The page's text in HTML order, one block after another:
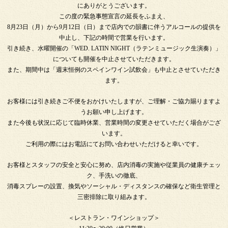
にありがとうございます。
この度の緊急事態宣言の延長をふまえ、
8月23日（月）から9月12日（日）まで店内での韻書に伴うアルコールの提供を
中止し、下記の時間で営業を行います。
引き続き、水曜開催の「WED. LATIN NIGHT（ラテンミュージック生演奏）」
についても開催を中止させていただきます。
また、期間中は「週末恒例のスペインワイン試飲会」も中止とさせていただき
ます。
お客様には引き続きご不便をおかけいたしますが、ご理解・ご協力賜りますよ
うお願い申し上げます。
また今後も状況に応じて臨時休業、営業時間の変更させていただく場合がござ
います。
ご利用の際にはお電話にてお問い合わせいただけると幸いです。
お客様とスタッフの安全と安心に努め、店内消毒の実施や従業員の健康チェッ
ク、手洗いの徹底、
消毒スプレーの設置、換気やソーシャル・ディスタンスの確保など衛生管理と
三密排除に取り組みます。
＜レストラン・ワインショップ＞